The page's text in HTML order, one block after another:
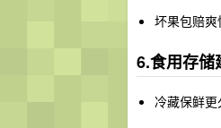
坏果包赔
6.食用存储
冷藏保鲜